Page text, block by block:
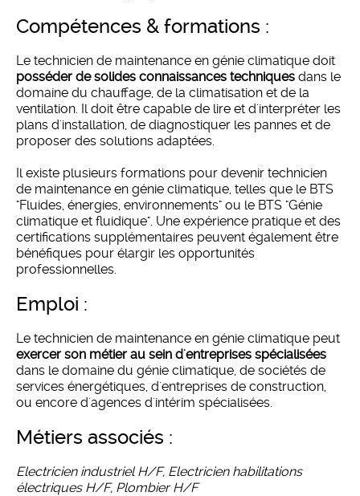
compétences & formations :
Le technicien de maintenance en génie climatique doit
posséder de solides connaissances techniques dans le
domaine du chauffage, de la climatisation et de la
ventilation. Il doit être capable de lire et d'interpréter les
plans d'installation, de diagnostiquer les pannes et de
proposer des solutions adaptées.
Il existe plusieurs formations pour devenir technicien
de maintenance en génie climatique, telles que le BTS
"Fluides, énergies, environnements" ou le BTS "Génie
climatique et fluidique". Une expérience pratique et des
certifications supplémentaires peuvent également être
bénéfiques pour élargir les opportunités
professionnelles.
emploi :
Le technicien de maintenance en génie climatique peut
exercer son métier au sein d'entreprises spécialisées
dans le domaine du génie climatique, de sociétés de
services énergétiques, d'entreprises de construction,
ou encore d'agences d'intérim spécialisées.
métiers associés :
Electricien industriel H/F, Electricien habilitations
électriques H/F, Plombier H/F